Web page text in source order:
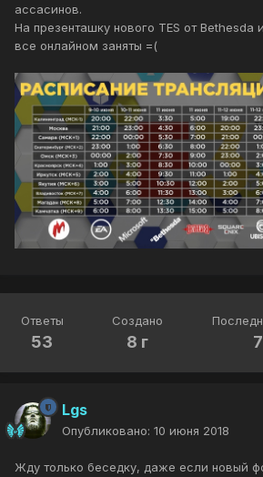
ассасинов.
На презенташку нового TES от Bethesda
все онлайном заняты =(
Ответы
53
Создано
8 г
Lgs
Опубликовано: 10 июня 2018
Жду только беседку, даже если новый